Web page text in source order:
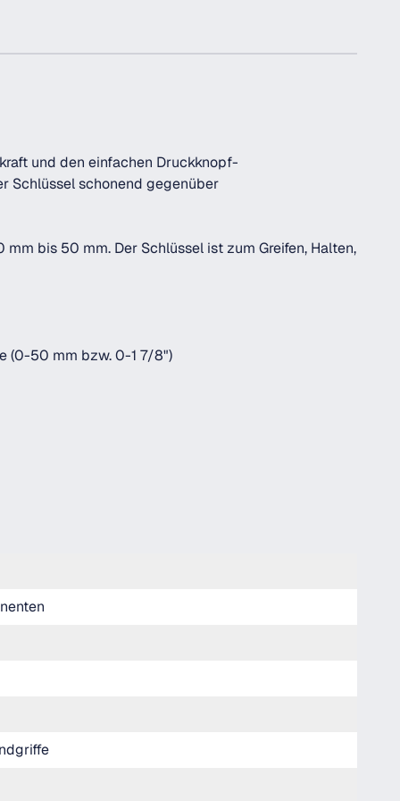
und den einfachen Druckknopf-
Schlüssel schonend gegenüber
bis 50 mm. Der Schlüssel ist zum Greifen, Halten,
(0-50 mm bzw. 0-1 7/8")